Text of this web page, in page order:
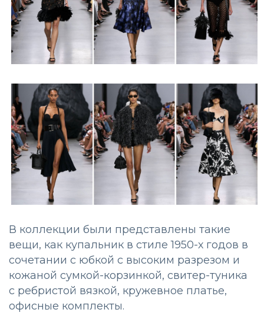
В коллекции были представлены такие
вещи, как купальник в стиле 1950-х годов в
сочетании с юбкой с высоким разрезом и
кожаной сумкой-корзинкой, свитер-туника
с ребристой вязкой, кружевное платье,
офисные комплекты.